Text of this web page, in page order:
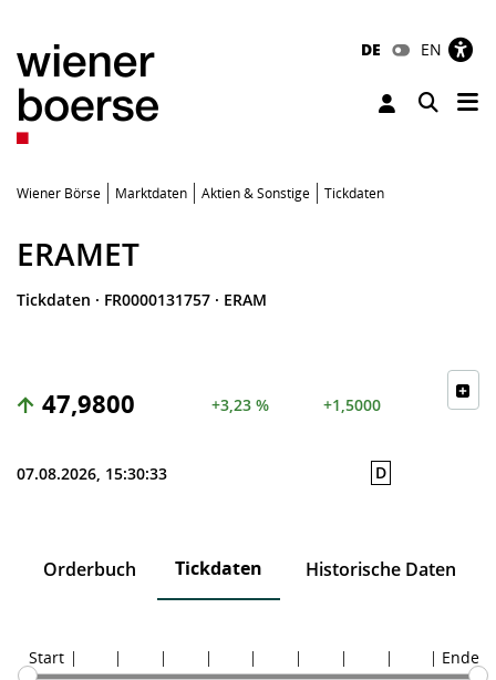
DE EN
Toggle
Wiener Börse Marktdaten Aktien & Sonstige Tickdaten
ERAMET
Tickdaten · FR0000131757 · ERAM
47,9800 +3,23 % +1,5000
07.08.2026, 15:30:33 D
Orderbuch Tickdaten Historische Daten
Start
Ende